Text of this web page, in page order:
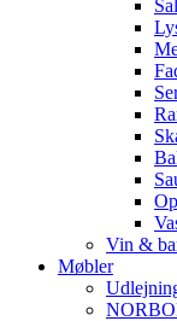
Vin &
Møbler